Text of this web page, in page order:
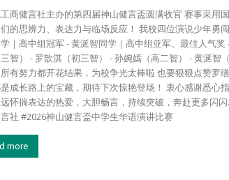
商健言社主办的第四届神山健言盃圆满收官 赛事采用
的思辨力、表达力与临场反应！ 我校四位演说少年勇
｜高中组冠军 - 黄涎智同学｜高中组亚军、最佳人气
智） - 罗歆淇（初三智） - 孙婉嫣（高二智） - 黄涎
有努力都开花结果，为校争光太棒啦 也要狠狠点赞罗
成长路上的宝藏，期待下次惊艳登场！ 衷心感谢悉心
怀揣表达的热爱，大胆畅言，持续突破，奔赴更多
社 #2026神山健言盃中学生华语演讲比赛
more